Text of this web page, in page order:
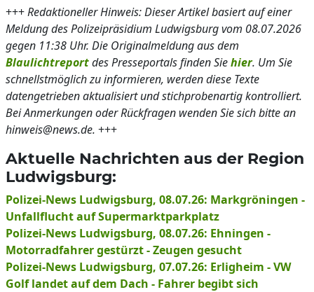
+++Redaktioneller Hinweis: Dieser Artikel basiert auf einer
Meldung des Polizeipräsidium Ludwigsburg vom 08.07.2026
gegen 11:38 Uhr. Die Originalmeldung aus dem
Blaulichtreportdes Presseportals finden Siehier. Um Sie
schnellstmöglich zu informieren, werden diese Texte
datengetrieben aktualisiert und stichprobenartig kontrolliert.
Bei Anmerkungen oder Rückfragen wenden Sie sich bitte an
hinweis@news.de. +++
Aktuelle Nachrichten aus der Region
Ludwigsburg:
Polizei-News Ludwigsburg, 08.07.26: Markgröningen -
Unfallflucht auf Supermarktparkplatz
Polizei-News Ludwigsburg, 08.07.26: Ehningen -
Motorradfahrer gestürzt - Zeugen gesucht
Polizei-News Ludwigsburg, 07.07.26: Erligheim - VW
Golf landet auf dem Dach - Fahrer begibt sich